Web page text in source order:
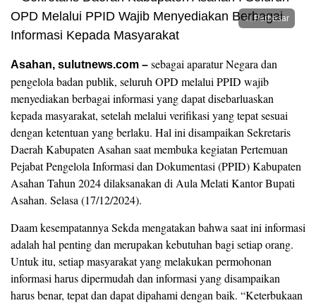
Perbesar
Asahan, sulutnews.com – sebagai aparatur Negara dan
pengelola badan publik, seluruh OPD melalui PPID wajib
menyediakan berbagai informasi yang dapat disebarluaskan
kepada masyarakat, setelah melalui verifikasi yang tepat sesuai
dengan ketentuan yang berlaku. Hal ini disampaikan Sekretaris
Daerah Kabupaten Asahan saat membuka kegiatan Pertemuan
Pejabat Pengelola Informasi dan Dokumentasi (PPID) Kabupaten
Asahan Tahun 2024 dilaksanakan di Aula Melati Kantor Bupati
Asahan. Selasa (17/12/2024).
Daam kesempatannya Sekda mengatakan bahwa saat ini informasi
adalah hal penting dan merupakan kebutuhan bagi setiap orang.
Untuk itu, setiap masyarakat yang melakukan permohonan
informasi harus dipermudah dan informasi yang disampaikan
harus benar, tepat dan dapat dipahami dengan baik. “Keterbukaan